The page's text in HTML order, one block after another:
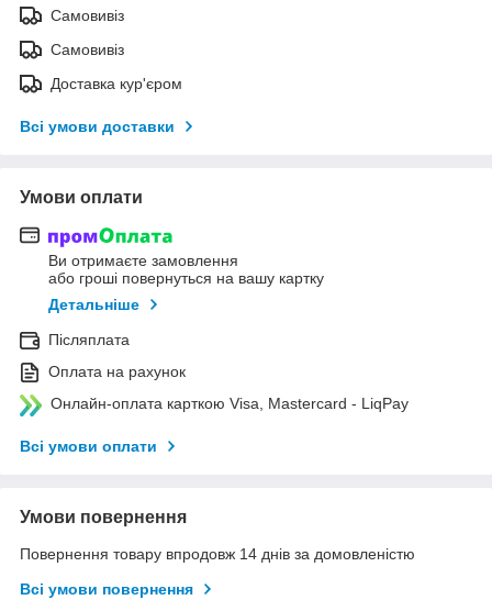
Самовивіз
Самовивіз
Доставка кур'єром
Всі умови доставки
Умови оплати
Ви отримаєте замовлення
або гроші повернуться на вашу картку
Детальніше
Післяплата
Оплата на рахунок
Онлайн-оплата карткою Visa, Mastercard - LiqPay
Всі умови оплати
Умови повернення
Повернення товару впродовж 14 днів за домовленістю
Всі умови повернення